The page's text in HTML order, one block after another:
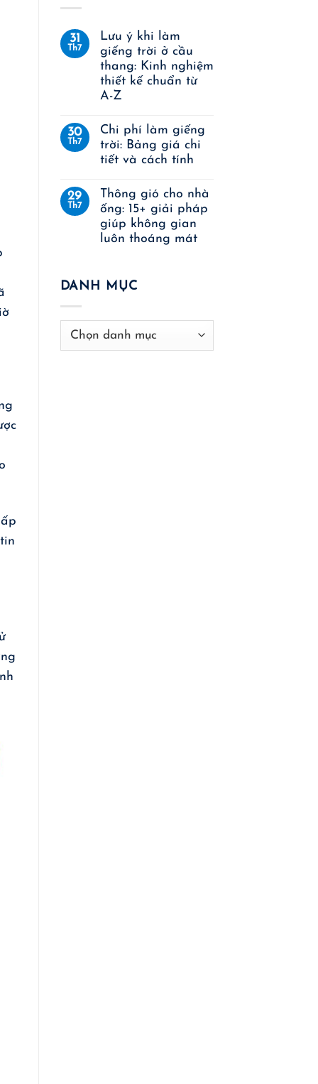
31
Th7
Lưu ý khi làm
giếng trời ở cầu
thang: Kinh nghiệm
thiết kế chuẩn từ
A-Z
30
Th7
Chi phí làm giếng
trời: Bảng giá chi
tiết và cách tính
29
Th7
Thông gió cho nhà
ống: 15+ giải pháp
giúp không gian
luôn thoáng mát
DANH MỤC
Danh